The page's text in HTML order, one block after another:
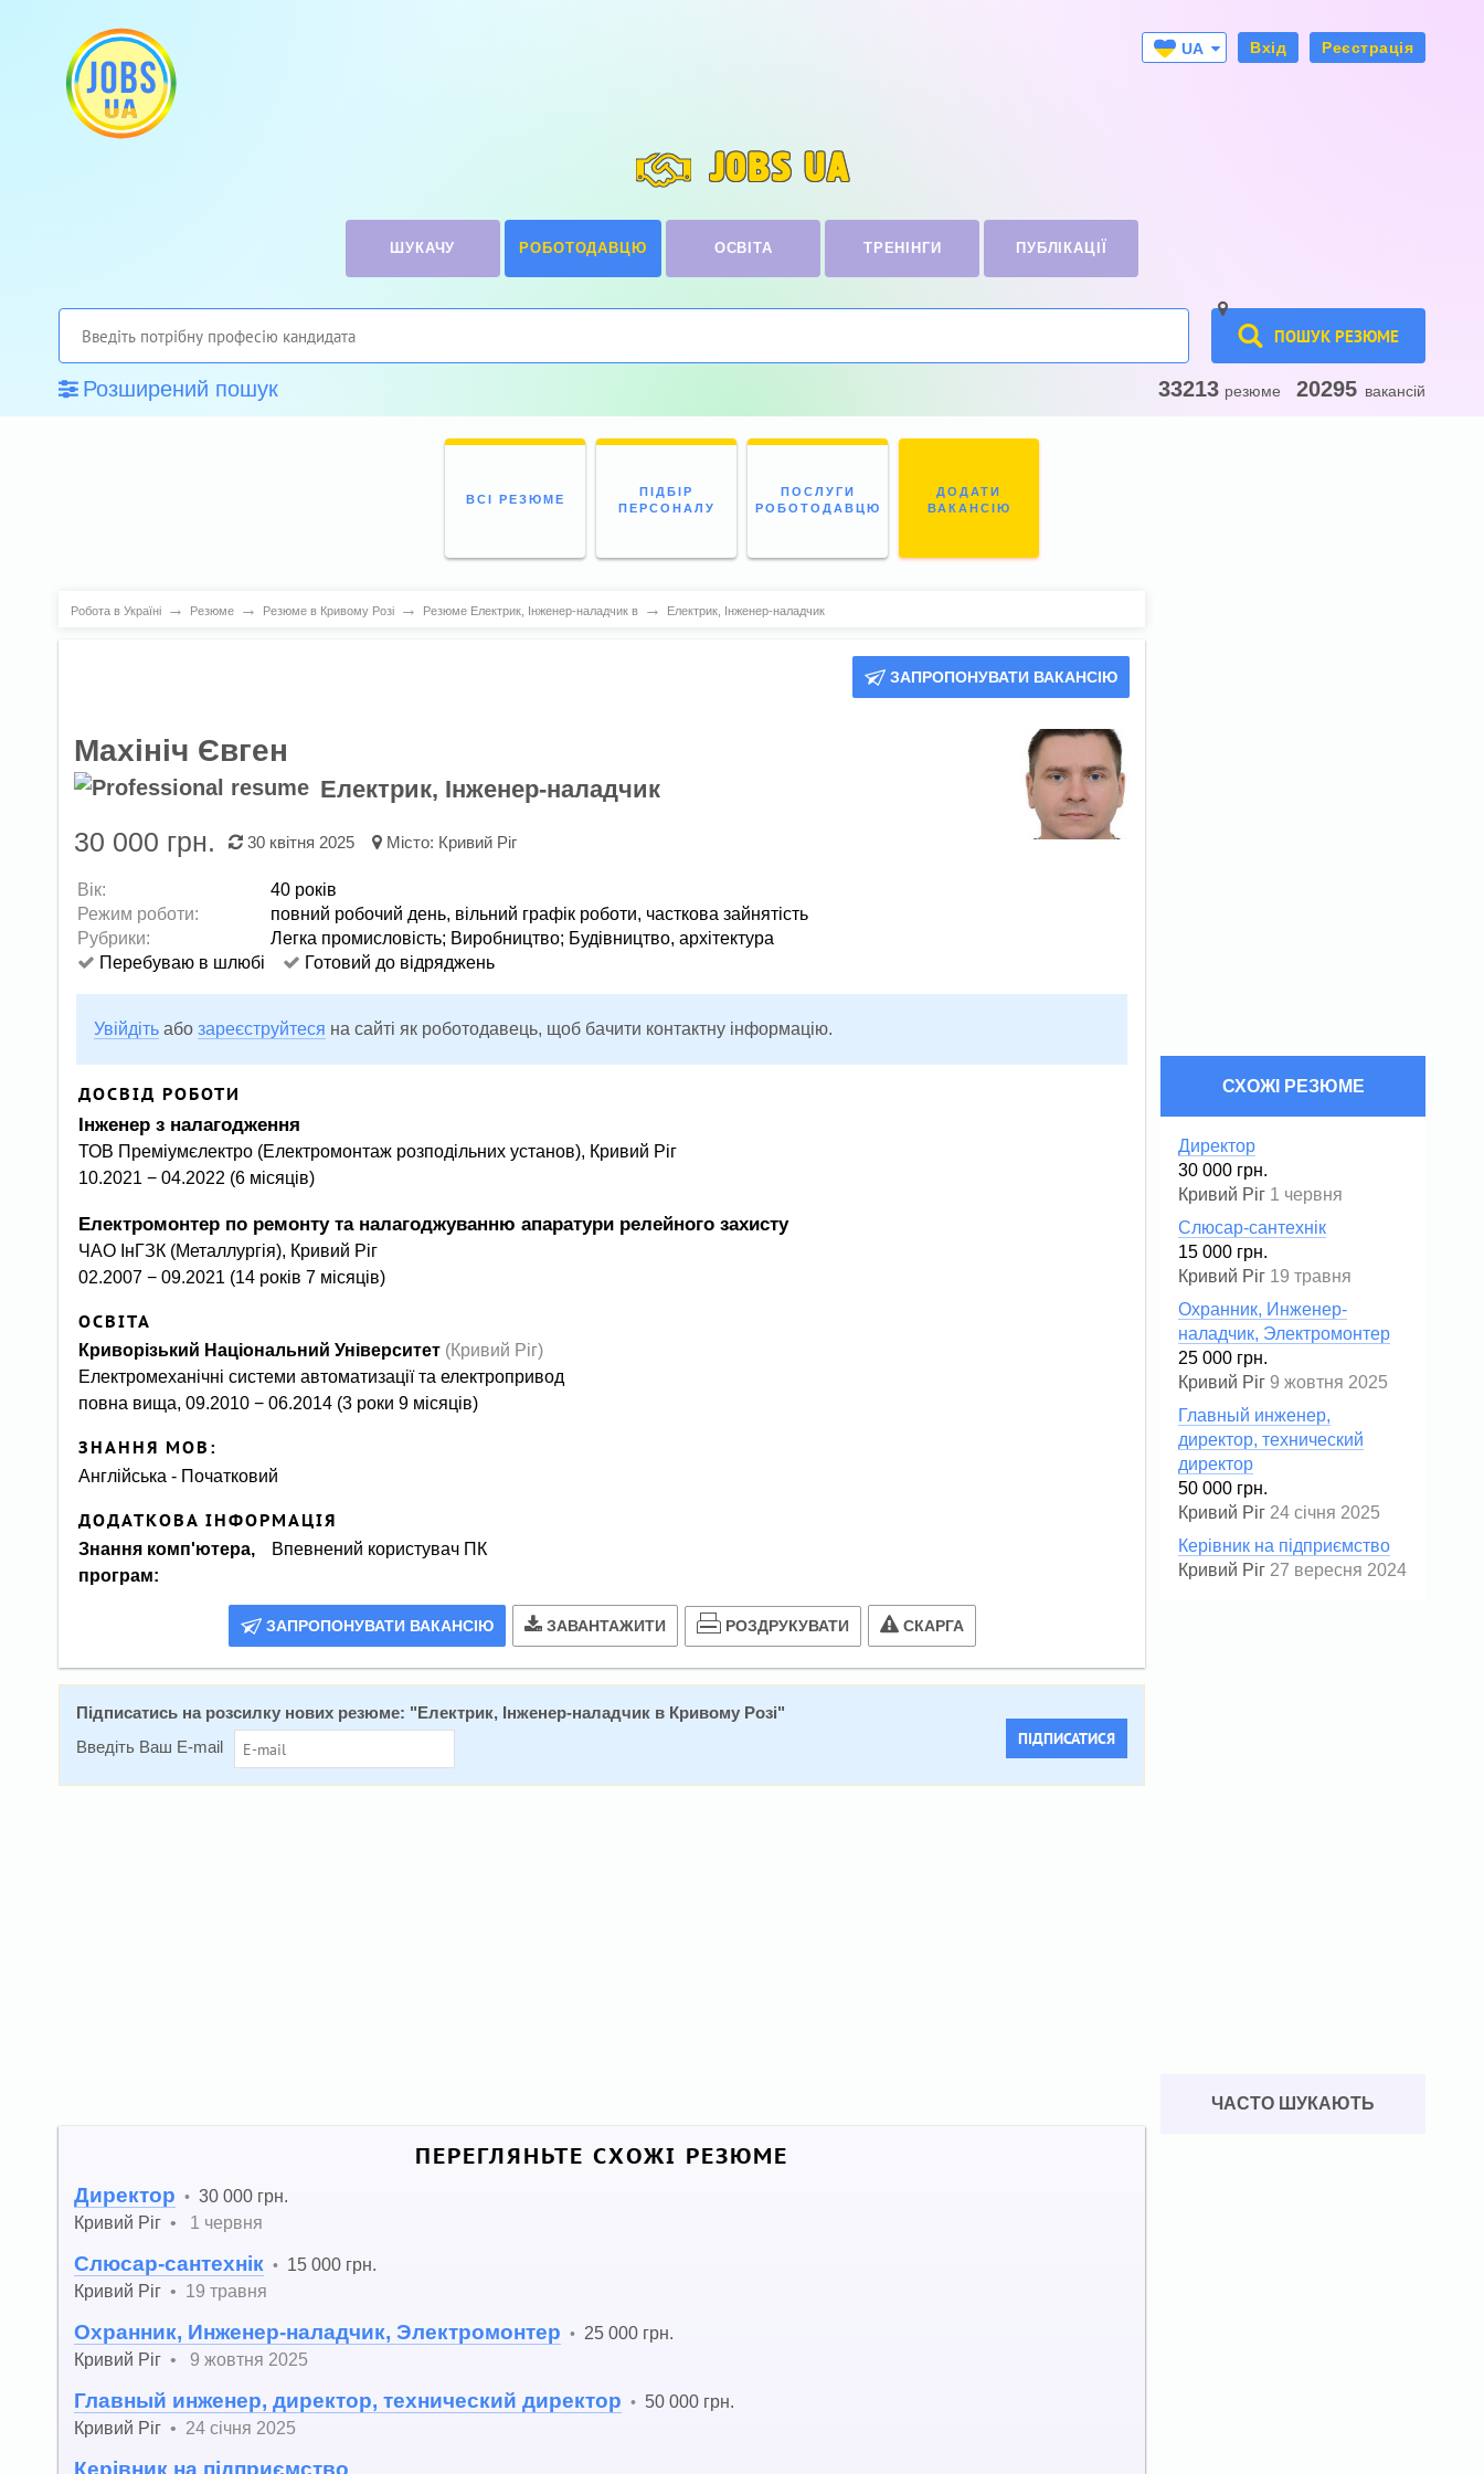
UA
Вхід Реєстрація
JOBS UA
ШУКАЧУ РОБОТОДАВЦЮ ОСВІТА ТРЕНІНГИ ПУБЛІКАЦІЇ
ПОШУК РЕЗЮМЕ
Розширений пошук 33213 резюме 20295 вакансій
ВСІ РЕЗЮМЕ
ПІДБІР
ПЕРСОНАЛУ
ПОСЛУГИ
РОБОТОДАВЦЮ
ДОДАТИ
ВАКАНСІЮ
Робота в Україні → Резюме → Резюме в Кривому Розі → Резюме Електрик, Інженер-наладчик в → Електрик, Інженер-наладчик
ЗАПРОПОНУВАТИ ВАКАНСІЮ
Махініч Євген
Електрик, Інженер-наладчик
30 000 грн. 30 квітня 2025 Місто: Кривий Ріг
Вік:
40 років
Режим роботи:
повний робочий день, вільний графік роботи, часткова зайнятість
Рубрики:
Легка промисловість; Виробництво; Будівництво, архітектура
Перебуваю в шлюбі
Готовий до відряджень
Увійдіть або зареєструйтеся на сайті як роботодавець, щоб бачити контактну інформацію.
ДОСВІД РОБОТИ
Інженер з налагодження
ТОВ Преміумєлектро (Електромонтаж розподільних установ), Кривий Ріг
10.2021 − 04.2022 (6 місяців)
Електромонтер по ремонту та налагоджуванню апаратури релейного захисту
ЧАО ІнГЗК (Металлургія), Кривий Ріг
02.2007 − 09.2021 (14 років 7 місяців)
ОСВІТА
Криворізький Національний Університет(Кривий Ріг)
Електромеханічні системи автоматизації та електропривод
повна вища, 09.2010 − 06.2014 (3 роки 9 місяців)
ЗНАННЯ МОВ:
Англійська - Початковий
ДОДАТКОВА ІНФОРМАЦІЯ
Знання комп'ютера,
програм:
Впевнений користувач ПК
ЗАПРОПОНУВАТИ ВАКАНСІЮ ЗАВАНТАЖИТИ РОЗДРУКУВАТИ СКАРГА
Підписатись на розсилку нових резюме: " Електрик, Інженер-наладчик в Кривому Розі"
Введіть Ваш E-mail
ПІДПИСАТИСЯ
ПЕРЕГЛЯНЬТЕ СХОЖІ РЕЗЮМЕ
Директор • 30 000 грн.
Кривий Ріг • 1 червня
Слюсар-сантехнік • 15 000 грн.
Кривий Ріг • 19 травня
Охранник, Инженер-наладчик, Электромонтер • 25 000 грн.
Кривий Ріг • 9 жовтня 2025
Главный инженер, директор, технический директор • 50 000 грн.
Кривий Ріг • 24 січня 2025
Керівник на підприємство
СХОЖІ РЕЗЮМЕ
Директор
30 000 грн.
Кривий Ріг 1 червня
Слюсар-сантехнік
15 000 грн.
Кривий Ріг 19 травня
Охранник, Инженер-
наладчик, Электромонтер
25 000 грн.
Кривий Ріг 9 жовтня 2025
Главный инженер,
директор, технический
директор
50 000 грн.
Кривий Ріг 24 січня 2025
Керівник на підприємство
Кривий Ріг 27 вересня 2024
ЧАСТО ШУКАЮТЬ